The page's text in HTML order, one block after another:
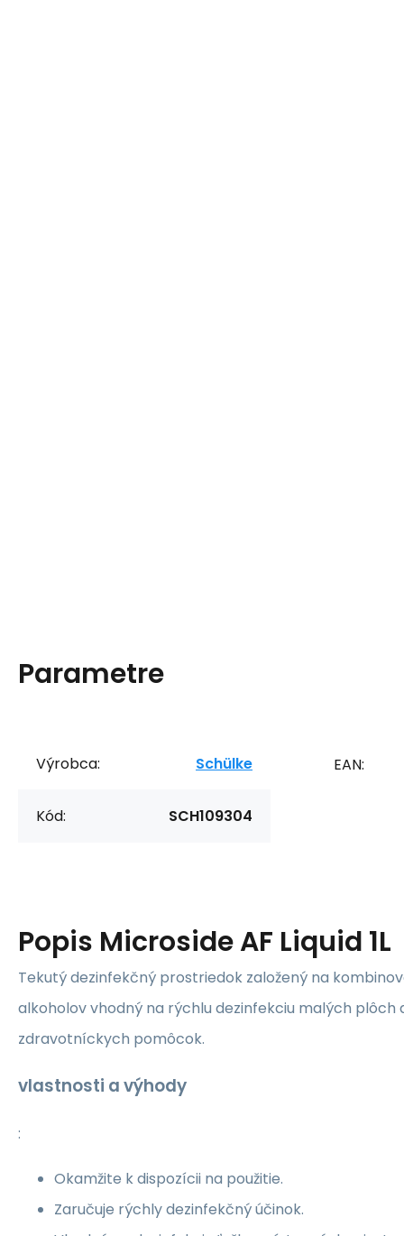
Parametre
Výrobca: Schülke
Kód: SCH109304
EAN:
Popis Microside AF Liquid 1L
Tekutý dezinfekčný prostriedok založený na
alkoholov vhodný na rýchlu dezinfekciu malých plôch
zdravotníckych pomôcok.
vlastnosti a výhody
:
Okamžite k dispozícii na použitie.
Zaručuje rýchly dezinfekčný účinok.